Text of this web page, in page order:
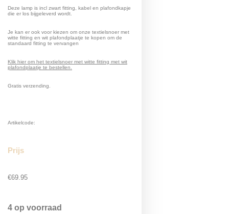
Deze lamp is incl zwart fitting, kabel en plafondkapje
die er los bijgeleverd wordt.
Je kan er ook voor kiezen om onze textielsnoer met
witte fitting en wit plafondplaatje te kopen om de
standaard fitting te vervangen
Klik hier om het textielsnoer met witte fitting met wit
plafondplaatje te bestellen.
Gratis verzending.
Artikelcode:
Prijs
€69.95
4 op voorraad